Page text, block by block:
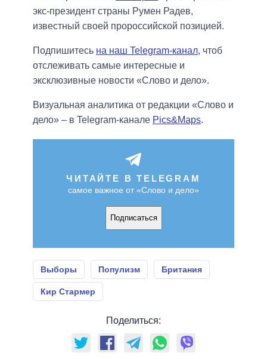
экс-президент страны Румен Радев,
известный своей пророссийской позицией.
Подпишитесь на наш Telegram-канал, чтоб
отслеживать самые интересные и
эксклюзивные новости «Слово и дело».
Визуальная аналитика от редакции «Слово и
дело» – в Telegram-канале Pics&Maps.
ЧИТАЙТЕ В TELEGRAM
самое важное от «Слово и дело»
Подписаться
Выборы Популизм Британия
Кир Стармер
Поделиться: